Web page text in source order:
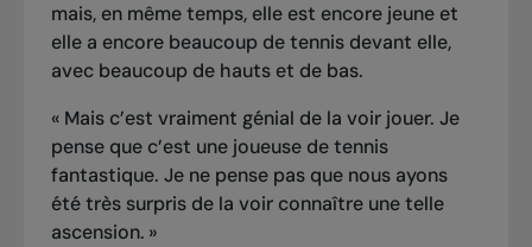
mais, en même temps, elle est encore jeune et
elle a encore beaucoup de tennis devant elle,
avec beaucoup de hauts et de bas.
« Mais c’est vraiment génial de la voir jouer. Je
pense que c’est une joueuse de tennis
fantastique. Je ne pense pas que nous ayons
été très surpris de la voir connaître une telle
ascension. »